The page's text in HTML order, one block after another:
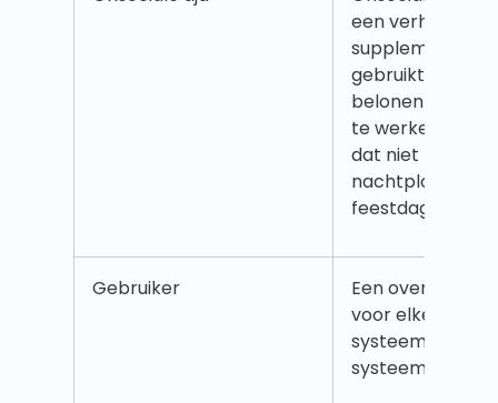
een verhoogd
supplement)
gebruikt om
belonen en te
te werken
dat niet zijn (bijv.
nachtploegen,
feestdagen).
Gebruiker
Een
voor elke
systeem,
systeemrol.